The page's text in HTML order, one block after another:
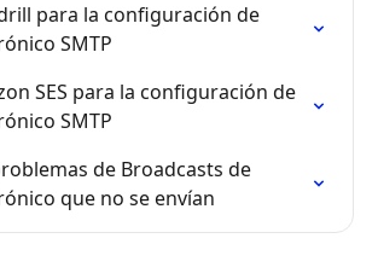
para la configuración de
SMTP
SES para la configuración de
SMTP
de Broadcasts de
que no se envían